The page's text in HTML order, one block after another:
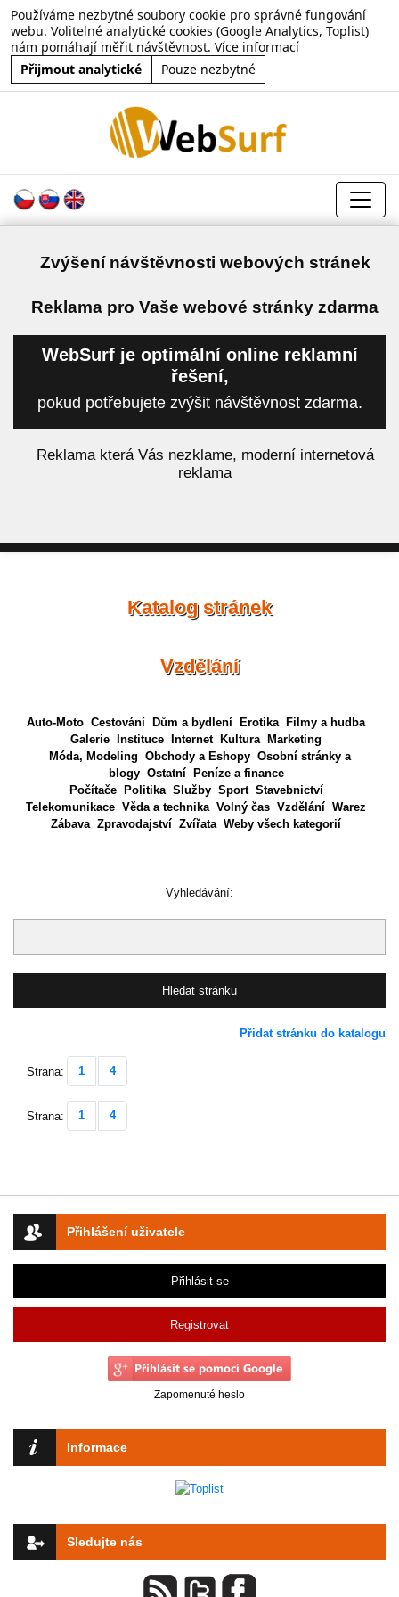
Používáme nezbytné soubory cookie pro správné fungování
webu. Volitelné analytické cookies (Google Analytics, Toplist)
nám pomáhají měřit návštěvnost. Více informací
Přijmout analytické
Pouze nezbytné
Zvýšení návštěvnosti webových stránek
Reklama pro Vaše webové stránky zdarma
WebSurf je optimální online reklamní
řešení,
pokud potřebujete zvýšit návštěvnost zdarma.
Reklama která Vás nezklame, moderní internetová
reklama
Přihlášení uživatele
Přihlásit se
Registrovat
Zapomenuté heslo
Informace
Sledujte nás
Katalog stránek
Vzdělání
Auto-Moto Cestování Dům a bydlení Erotika
Filmy a hudba
Galerie
Instituce Internet Kultura
Marketing
Móda, Modeling Obchody a Eshopy Osobní stránky a
blogy Ostatní
Peníze a finance
Počítače
Politika Služby Sport Stavebnictví
Telekomunikace Věda a technika Volný čas Vzdělání Warez
Zábava Zpravodajství Zvířata Weby všech kategorií
Vyhledávání:
Přidat stránku do katalogu
Strana: 1 4
Strana: 1 4